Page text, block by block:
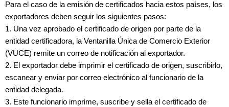
Para el caso de la emisión de certificados hacia estos países, los
exportadores deben seguir los siguientes pasos:
1. Una vez aprobado el certificado de origen por parte de la
entidad certificadora, la Ventanilla Única de Comercio Exterior
(VUCE) remite un correo de notificación al exportador.
2. El exportador debe imprimir el certificado de origen, suscribirlo,
escanear y enviar por correo electrónico al funcionario de la
entidad delegada.
3. Este funcionario imprime, suscribe y sella el certificado de